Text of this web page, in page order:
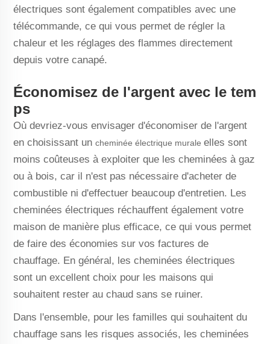
électriques sont également compatibles avec une
télécommande, ce qui vous permet de régler la
chaleur et les réglages des flammes directement
depuis votre canapé.
Économisez de l'argent avec le tem
ps
Où devriez-vous envisager d'économiser de l'argent
en choisissant un cheminée électrique murale elles sont
moins coûteuses à exploiter que les cheminées à gaz
ou à bois, car il n'est pas nécessaire d'acheter de
combustible ni d'effectuer beaucoup d'entretien. Les
cheminées électriques réchauffent également votre
maison de manière plus efficace, ce qui vous permet
de faire des économies sur vos factures de
chauffage. En général, les cheminées électriques
sont un excellent choix pour les maisons qui
souhaitent rester au chaud sans se ruiner.
Dans l'ensemble, pour les familles qui souhaitent du
chauffage sans les risques associés, les cheminées